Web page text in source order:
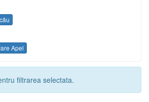
Apel
filtrarea selectata.